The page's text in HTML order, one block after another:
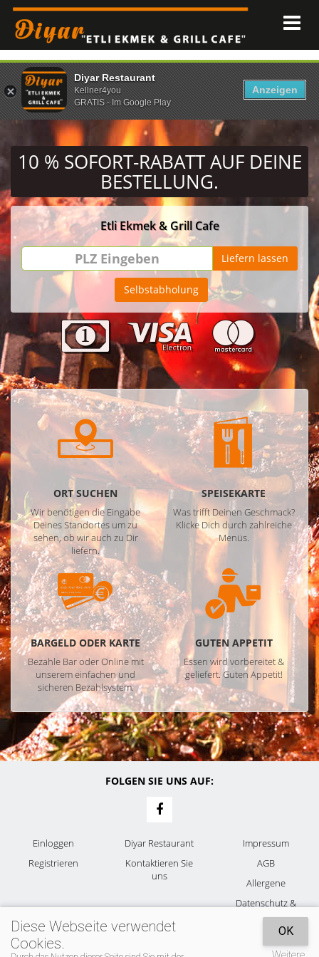
10 % SOFORT-RABATTAUF DEINE
BESTELLUNG.
Etli Ekmek & Grill Cafe
Liefern lassen
Selbstabholung
ORT SUCHEN
Wir benötigen die Eingabe
Deines Standortes um zu
sehen, ob wir auch zu Dir
liefern.
SPEISEKARTE
Was trifft Deinen Geschmack?
Klicke Dich durch zahlreiche
Menüs.
BARGELD ODER KARTE
Bezahle Bar oder Online mit
unserem einfachen und
sicheren Bezahlsystem.
GUTEN APPETIT
Essen wird vorbereitet &
geliefert. Guten Appetit!
FOLGEN SIE UNS AUF:
Einloggen
Registrieren
Diyar Restaurant
Kontaktieren Sie
uns
Impressum
AGB
Allergene
Datenschutz &
Cookies
Diese Webseite verwendet
Cookies.
OK
Diyar Restaurant
Kellner4you
GRATIS - Im Google Play
Anzeigen